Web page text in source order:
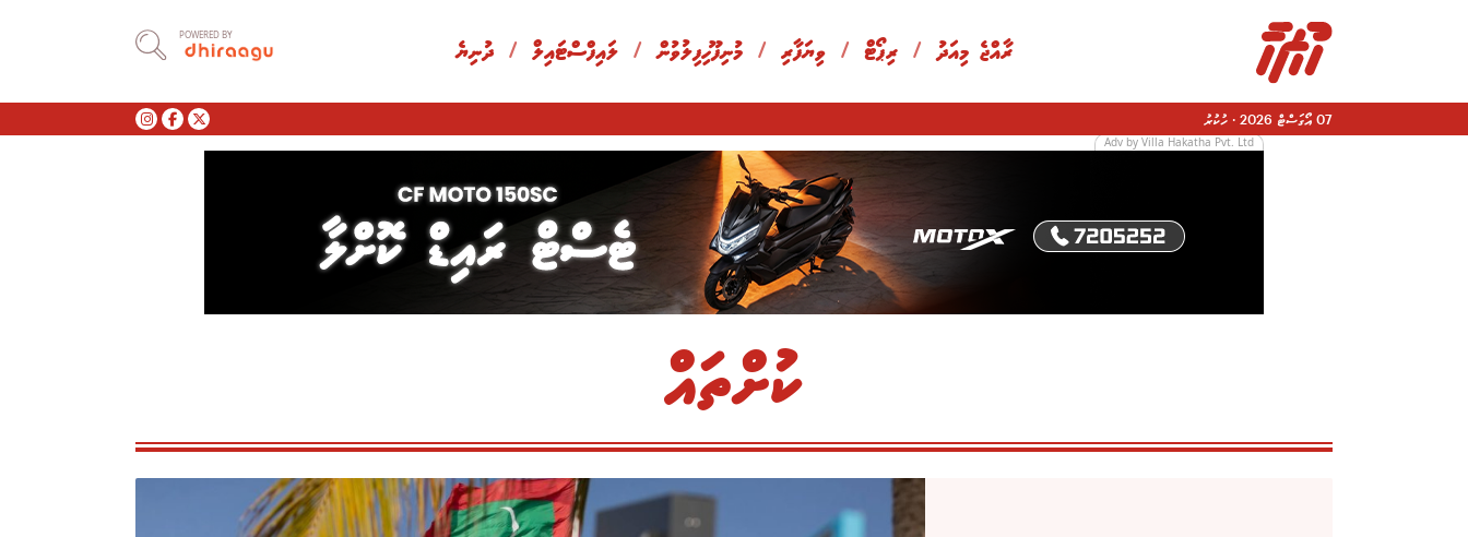
ރާއްޖެ މިއަދު / ރިޕޯޓް / ވިޔަފާރި / މުނިފޫހިފިލުވުން / ލައިފްސްޓައިލް / ދުނިޔެ
POWERED BY
07 އޯގަސްޓް 2026 · ހުކުރު
Adv by Villa Hakatha Pvt. Ltd
ކުށްތައް